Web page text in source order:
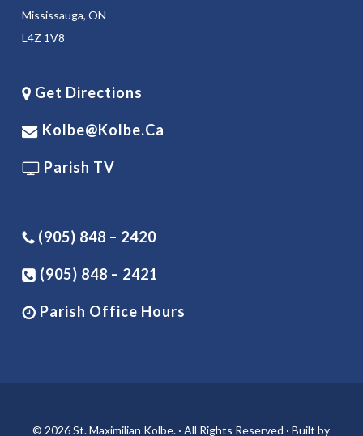
Mississauga, ON
L4Z 1V8
Get Directions
Kolbe@kolbe.ca
Parish TV
(905) 848 – 2420
(905) 848 – 2421
Parish Office Hours
© 2026 St. Maximilian Kolbe. · All Rights Reserved · Built by